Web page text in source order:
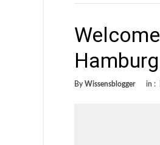
Hamburg
By Wissensblogger in :